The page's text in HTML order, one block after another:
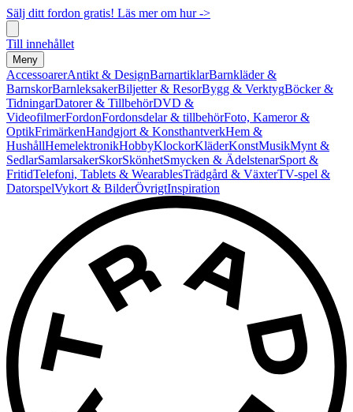
Sälj ditt fordon gratis! Läs mer om hur ->
Till innehållet
Meny
AccessoarerAntikt & DesignBarnartiklarBarnkläder &
BarnskorBarnleksakerBiljetter & ResorBygg & VerktygBöcker &
TidningarDatorer & TillbehörDVD &
VideofilmerFordonFordonsdelar & tillbehörFoto, Kameror &
OptikFrimärkenHandgjort & KonsthantverkHem &
HushållHemelektronikHobbyKlockorKläderKonstMusikMynt &
SedlarSamlarsakerSkorSkönhetSmycken & ÄdelstenarSport &
FritidTelefoni, Tablets & WearablesTrädgård & VäxterTV-spel &
DatorspelVykort & BilderÖvrigtInspiration